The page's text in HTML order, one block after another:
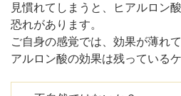
見慣れてしまうと、ヒアルロン
恐れがあります。
ご自身の感覚では、効果が薄れ
アルロン酸の効果は残っている